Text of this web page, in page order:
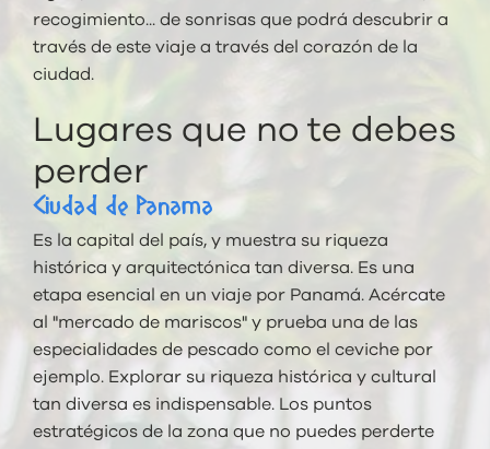
recogimiento... de sonrisas que podrá descubrir a
través de este viaje a través del corazón de la
ciudad.
Lugares que no te debes
perder
Ciudad de Panama
Es la capital del país, y muestra su riqueza
histórica y arquitectónica tan diversa. Es una
etapa esencial en un viaje por Panamá. Acércate
al "mercado de mariscos" y prueba una de las
especialidades de pescado como el ceviche por
ejemplo. Explorar su riqueza histórica y cultural
tan diversa es indispensable. Los puntos
estratégicos de la zona que no puedes perderte